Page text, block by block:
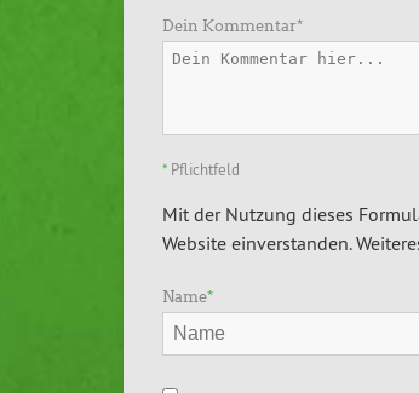
Dein Kommentar*
* Pflichtfeld
Mit der Nutzung dieses
Website einverstanden.
Name*